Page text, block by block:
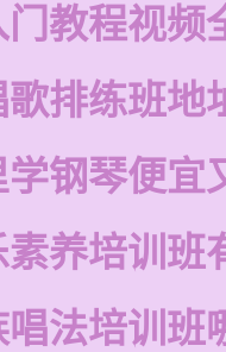
教程视频
排练班地
钢琴便宜
养培训班
法培训班